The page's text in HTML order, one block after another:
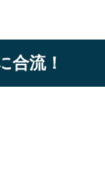
合流！